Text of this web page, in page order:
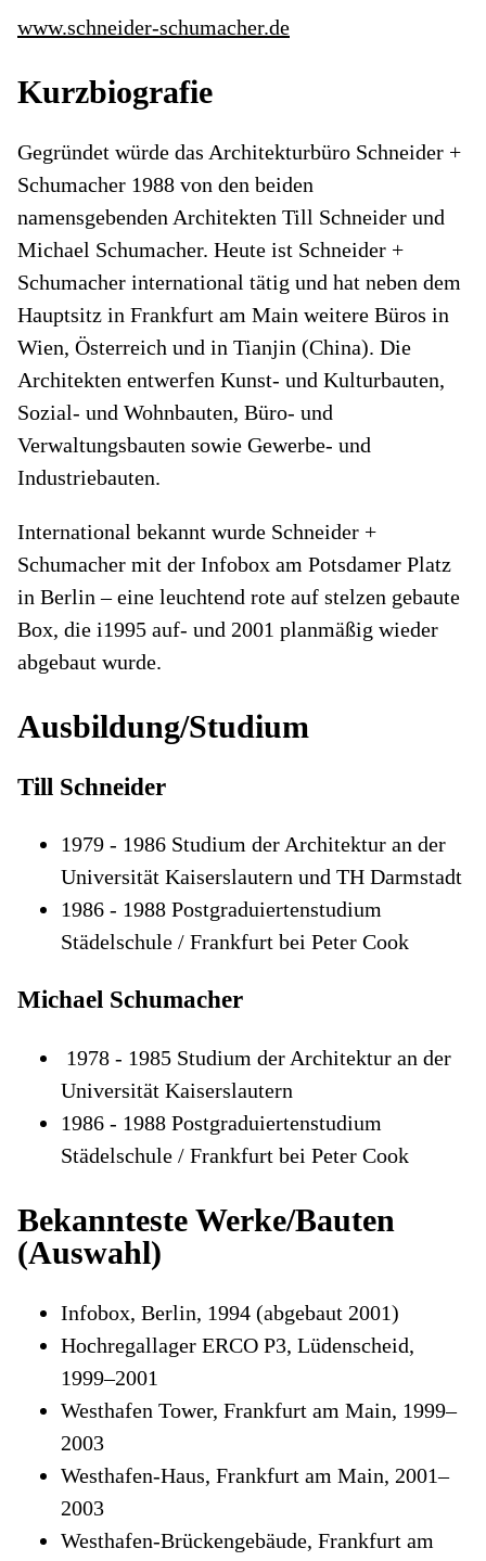
www.schneider-schumacher.de
Kurzbiografie
Gegründet würde das Architekturbüro Schneider +
Schumacher 1988 von den beiden
namensgebenden Architekten Till Schneider und
Michael Schumacher. Heute ist Schneider +
Schumacher international tätig und hat neben dem
Hauptsitz in Frankfurt am Main weitere Büros in
Wien, Österreich und in Tianjin (China). Die
Architekten entwerfen Kunst- und Kulturbauten,
Sozial- und Wohnbauten, Büro- und
Verwaltungsbauten sowie Gewerbe- und
Industriebauten.
International bekannt wurde Schneider +
Schumacher mit der Infobox am Potsdamer Platz
in Berlin – eine leuchtend rote auf stelzen gebaute
Box, die i1995 auf- und 2001 planmäßig wieder
abgebaut wurde.
Ausbildung/Studium
Till Schneider
1979 - 1986 Studium der Architektur an der
Universität Kaiserslautern und TH Darmstadt
1986 - 1988 Postgraduiertenstudium
Städelschule / Frankfurt bei Peter Cook
Michael Schumacher
1978 - 1985 Studium der Architektur an der
Universität Kaiserslautern
1986 - 1988 Postgraduiertenstudium
Städelschule / Frankfurt bei Peter Cook
Bekannteste Werke/Bauten
(Auswahl)
Infobox, Berlin, 1994 (abgebaut 2001)
Hochregallager ERCO P3, Lüdenscheid,
1999–2001
Westhafen Tower, Frankfurt am Main, 1999–
2003
Westhafen-Haus, Frankfurt am Main, 2001–
2003
Westhafen-Brückengebäude, Frankfurt am